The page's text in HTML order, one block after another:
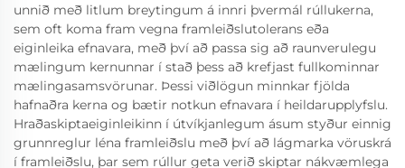
unnið með litlum breytingum á innri þvermál rúllukerna,
sem oft koma fram vegna framleiðslutolerans eða
eiginleika efnavara, með því að passa sig að raunverulegu
mælingum kernunnar í stað þess að krefjast fullkominnar
mælingasamsvörunar. Þessi viðlögun minnkar fjölda
hafnaðra kerna og bætir notkun efnavara í heildarupplyfslu.
Hraðaskiptaeiginleikinn í útvíkjanlegum ásum styður einnig
grunnreglur léna framleiðslu með því að lágmarka vöruskrá
í framleiðslu, þar sem rúllur geta verið skiptar nákvæmlega